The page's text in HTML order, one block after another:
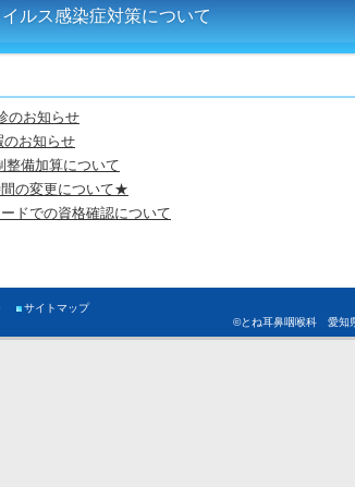
ルス感染症対策について
のお知らせ
のお知らせ
整備加算について
の変更について★
ドでの資格確認について
サイトマップ
©とね耳鼻咽喉科 愛知